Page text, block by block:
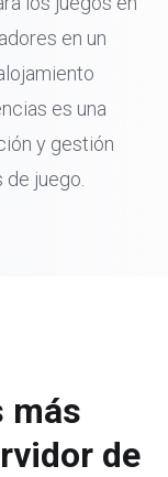
en un
es una
y gestión
juego.
más
de